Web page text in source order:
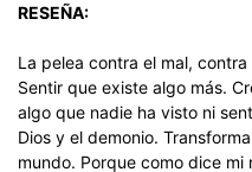
RESEÑA:
La pelea contra el mal,
Sentir que existe algo más.
algo que nadie ha visto ni
Dios y el demonio.
mundo. Porque como dice